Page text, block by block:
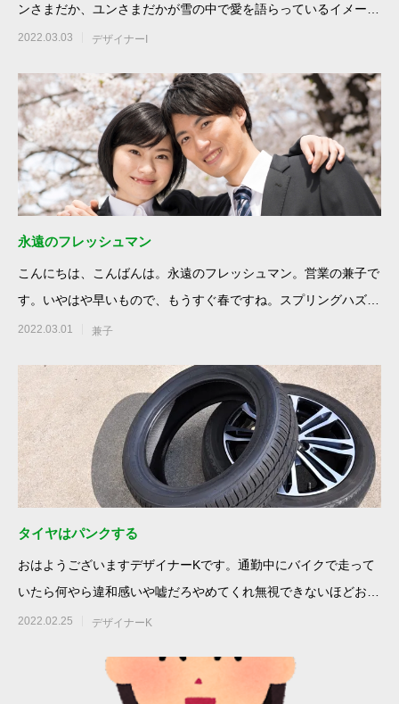
ンさまだか、ユンさまだかが雪の中で愛を語らっているイメージ
が強く、近寄り難
2022.03.03 デザイナーI
永遠のフレッシュマン
こんにちは、こんばんは。永遠のフレッシュマン。営業の兼子で
す。いやはや早いもので、もうすぐ春ですね。スプリングハズカ
ムですね。あ、す
2022.03.01 兼子
タイヤはパンクする
おはようございますデザイナーKです。通勤中にバイクで走って
いたら何やら違和感いや嘘だろやめてくれ無視できないほどお尻
に迫るムズム
2022.02.25 デザイナーK